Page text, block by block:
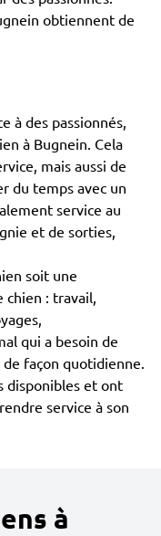
obtiennent de
à des passionnés,
à Bugnein. Cela
mais aussi de
du temps avec un
service au
et de sorties,
soit une
chien : travail,
qui a besoin de
façon quotidienne.
disponibles et ont
service à son
à